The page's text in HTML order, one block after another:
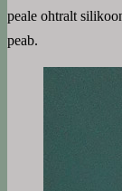
peale ohtralt
peab.